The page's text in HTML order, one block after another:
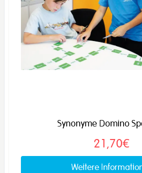
Synonyme Domino
21,70€
Weitere